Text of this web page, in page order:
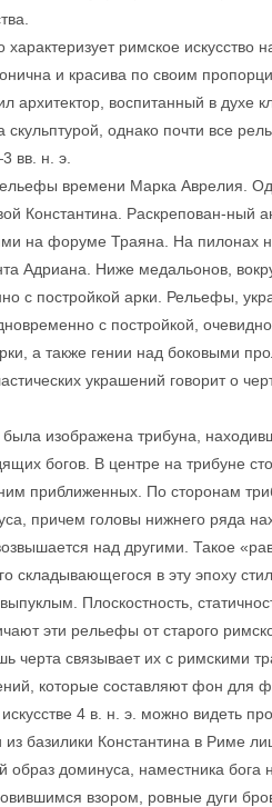
характеризует римское
и красива по своим
архитектор, воспитанный в духе
однако почти все
вв. н. э.
времени Марка Аврелия.
Константина. Раскрепован-ный
на форуме Траяна. На
Адриана. Ниже медальонов,
с постройкой арки. Рельефы,
с постройкой,
а также гении над боковыми
украшений говорит о
изображена трибуна,
богов. В центре на трибуне
приближенных. По сторонам
причем головы нижнего ряда
над другими. Такое
складывающегося в эту эпоху
Плоскостность,
эти рельефы от старого
черта связывает их с римскими
которые составляют фон для
4 в. н. э. можно видеть
из базилики Константина в Риме
образ доминуса, наместника
взором, ровные дуги